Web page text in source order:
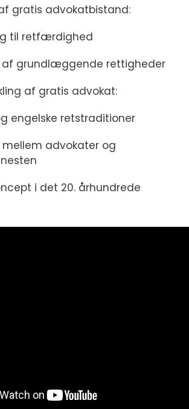
gratis advokatbistand:
til retfærdighed
af grundlæggende rettigheder
af gratis advokat:
engelske retstraditioner
mellem advokater og
i det 20. århundrede